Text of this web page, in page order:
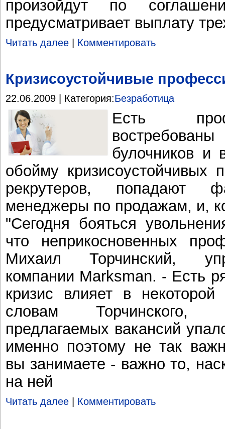
произойдут по
предусматривает выплату
Читать далее Комментировать
Кризисоустойчивые
22.06.2009 | Категория:Безработица
Есть
булочников и
обойму
рекрутеров, попадают
менеджеры по продажам, и,
"Сегодня бояться
что неприкосновенных
Михаил Торчинский,
компании Marksman. - Есть
кризис влияет в
словам Торчинского,
предлагаемых вакансий
именно поэтому не так
вы занимаете - важно то,
на ней
Читать далее Комментировать